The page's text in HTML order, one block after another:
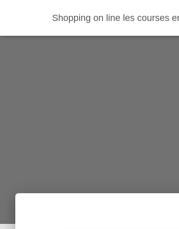
Shopping on line les courses